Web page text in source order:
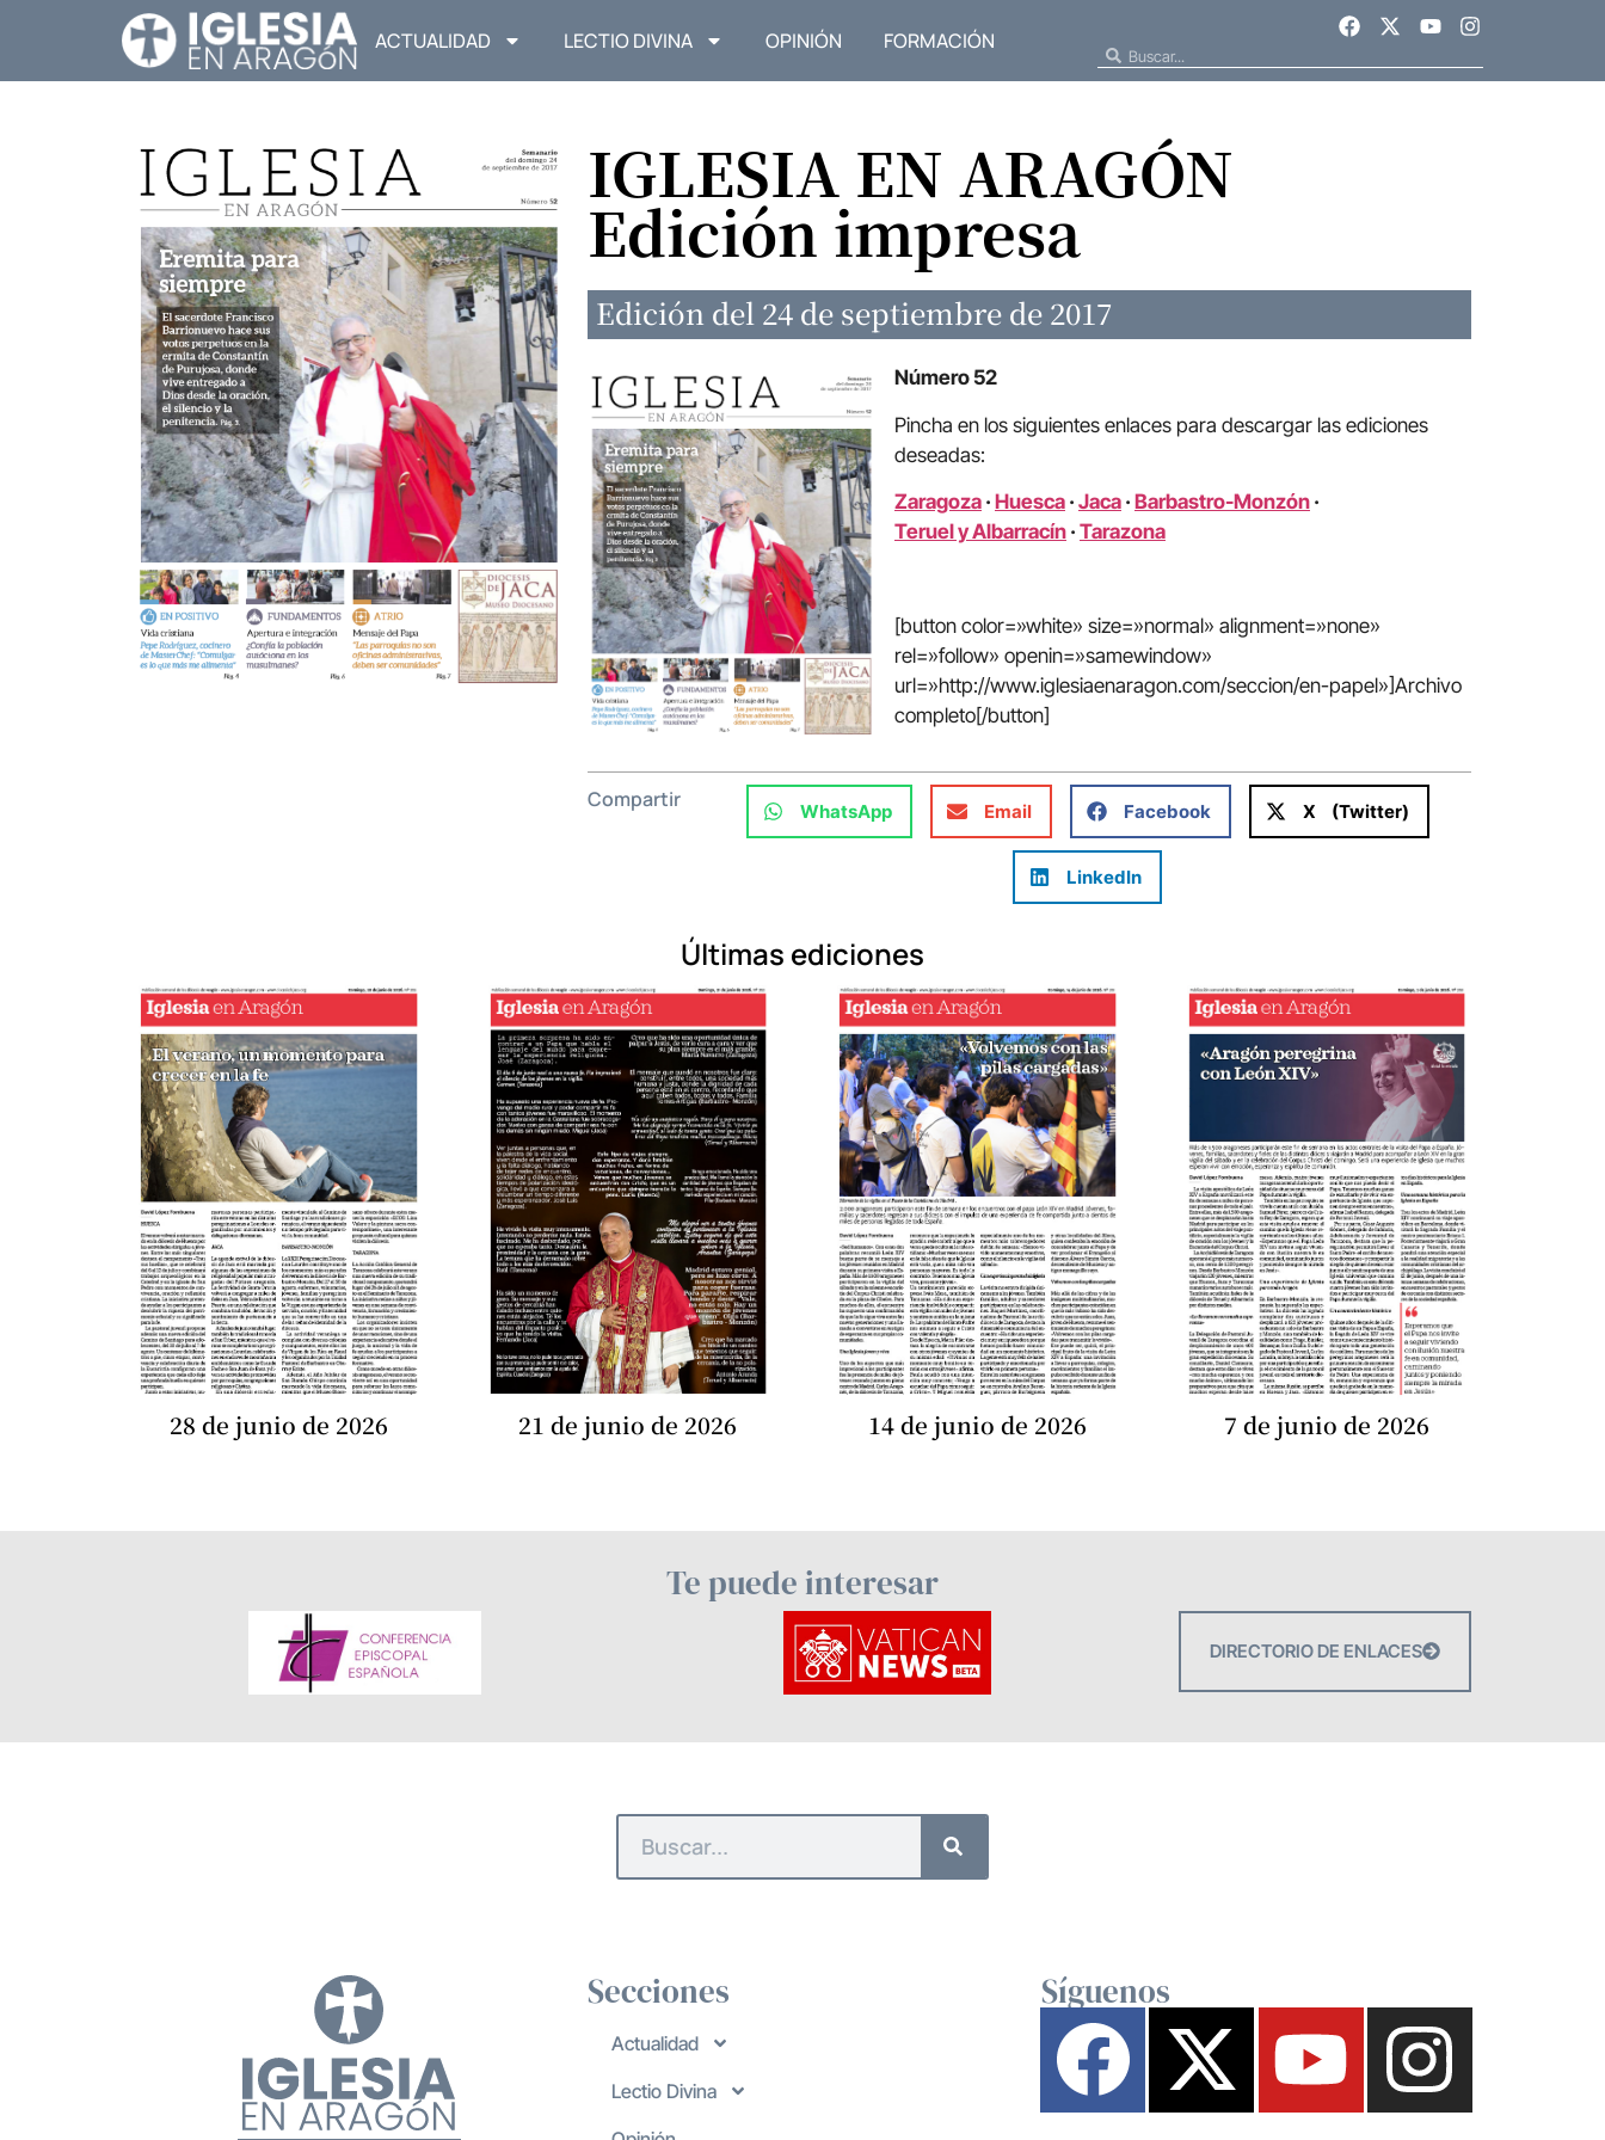
ACTUALIDAD LECTIO DIVINA OPINIÓN FORMACIÓN
IGLESIA EN ARAGÓN
Edición impresa
Edición del 24 de septiembre de 2017
Número 52
Pincha en los siguientes enlaces para descargar las ediciones
deseadas:
Zaragoza· Huesca· Jaca· Barbastro-Monzón·
Teruel y Albarracín· Tarazona
[button color=»white» size=»normal» alignment=»none»
rel=»follow» openin=»samewindow»
url=»http://www.iglesiaenaragon.com/seccion/en-papel»]Archivo
completo[/button]
Compartir WhatsApp Email Facebook X (Twitter)
LinkedIn
Últimas ediciones
28 de junio de 2026 21 de junio de 2026 14 de junio de 2026 7 de junio de 2026
Te puede interesar
DIRECTORIO DE ENLACES
Secciones
Actualidad
Lectio Divina
Síguenos